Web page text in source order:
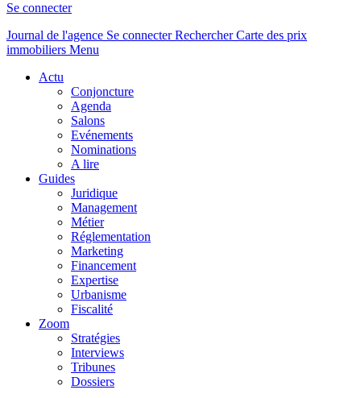
Se connecter
Journal de l'agence Se connecterRechercher Carte des prix
immobiliers Menu
Actu
Conjoncture
Agenda
Salons
Evénements
Nominations
A lire
Guides
Juridique
Management
Métier
Réglementation
Marketing
Financement
Expertise
Urbanisme
Fiscalité
Zoom
Stratégies
Interviews
Tribunes
Dossiers